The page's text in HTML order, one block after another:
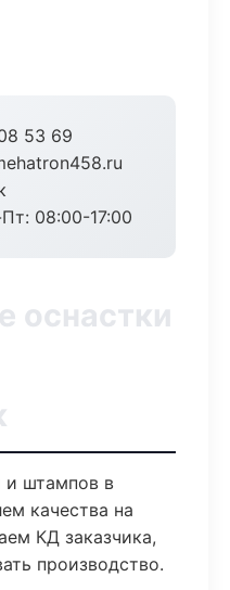
53 69
08:00-17:00
оснастки
и штампов в
качества на
КД заказчика,
производство.